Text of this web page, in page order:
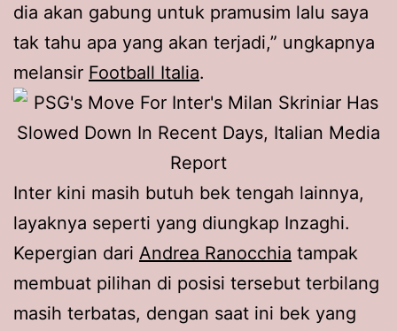
dia akan gabung untuk pramusim lalu saya
tak tahu apa yang akan terjadi,” ungkapnya
melansir Football Italia.
Inter kini masih butuh bek tengah lainnya,
layaknya seperti yang diungkap Inzaghi.
Kepergian dari Andrea Ranocchia tampak
membuat pilihan di posisi tersebut terbilang
masih terbatas, dengan saat ini bek yang